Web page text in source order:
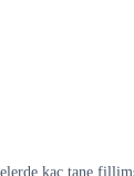
kaç tane